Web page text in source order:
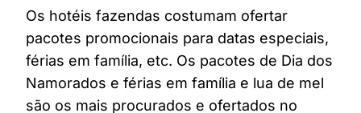
Os hotéis fazendas costumam ofertar
pacotes promocionais para datas especiais,
férias em família, etc. Os pacotes de Dia dos
Namorados e férias em família e lua de mel
são os mais procurados e ofertados no